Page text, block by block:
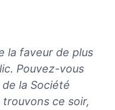
la faveur de plus
Pouvez-vous
la Société
ce soir,